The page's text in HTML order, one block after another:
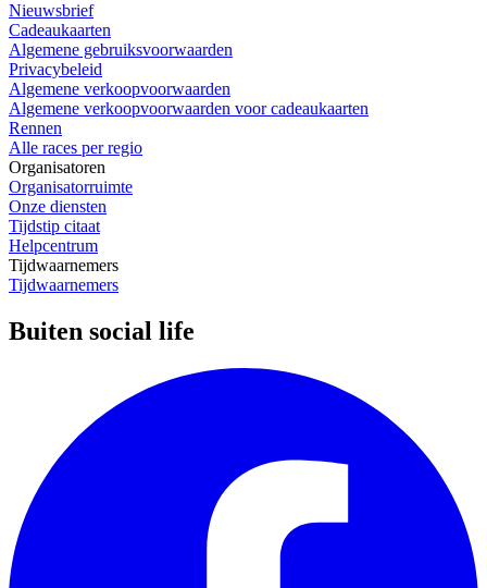
Nieuwsbrief
Cadeaukaarten
Algemene gebruiksvoorwaarden
Privacybeleid
Algemene verkoopvoorwaarden
Algemene verkoopvoorwaarden voor cadeaukaarten
Rennen
Alle races per regio
Organisatoren
Organisatorruimte
Onze diensten
Tijdstip citaat
Helpcentrum
Tijdwaarnemers
Tijdwaarnemers
Buiten social life